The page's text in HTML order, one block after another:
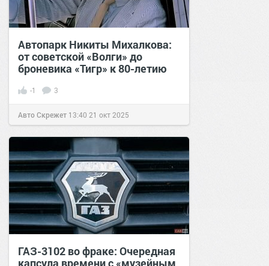
Автопарк Никиты Михалкова:
от советской «Волги» до
броневика «Тигр» к 80-летию
-1 3
Авто Скрежет 13:40 21 окт 2025
ГАЗ-3102 во фраке: Очередная